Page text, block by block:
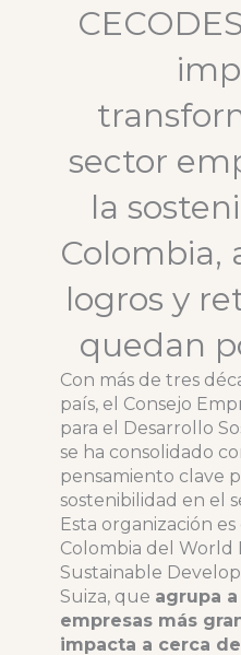
sector
la
Colombia,
logros y
quedan
Con más de tres
país, el Consejo
para el Desarrollo
se ha consolidado
pensamiento clave
sostenibilidad en el
Esta organización
Colombia del World
Sustainable
Suiza, que agrupa
empresas más
impacta a cerca